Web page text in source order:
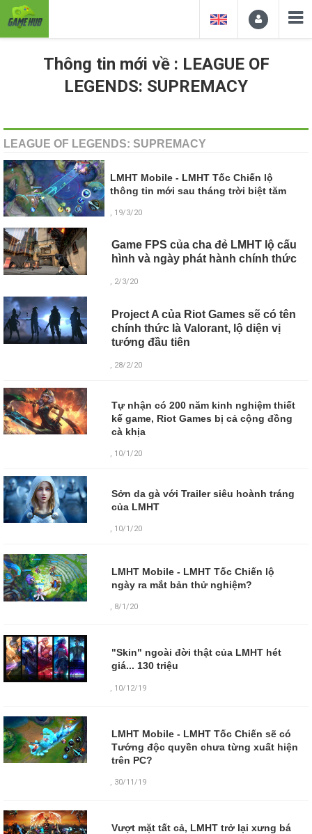
Thông tin mới về : LEAGUE OF
LEGENDS: SUPREMACY
LEAGUE OF LEGENDS: SUPREMACY
LMHT Mobile - LMHT Tốc Chiến lộ
thông tin mới sau tháng trời biệt tăm
, 19/3/20
Game FPS của cha đẻ LMHT lộ cấu
hình và ngày phát hành chính thức
, 2/3/20
Project A của Riot Games sẽ có tên
chính thức là Valorant, lộ diện vị
tướng đầu tiên
, 28/2/20
Tự nhận có 200 năm kinh nghiệm thiết
kế game, Riot Games bị cả cộng đồng
cà khịa
, 10/1/20
Sởn da gà với Trailer siêu hoành tráng
của LMHT
, 10/1/20
LMHT Mobile - LMHT Tốc Chiến lộ
ngày ra mắt bản thử nghiệm?
, 8/1/20
"Skin" ngoài đời thật của LMHT hét
giá... 130 triệu
10/12/19
LMHT Mobile - LMHT Tốc Chiến sẽ có
Tướng độc quyền chưa từng xuất hiện
trên PC?
, 30/11/19
Vượt mặt tất cả, LMHT trở lại xưng bá